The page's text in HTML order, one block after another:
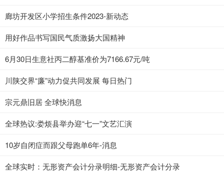
廊坊开发区小学招生条件2023-新动态
用好作品书写国民气质激扬大国精神
6月30日生意社丙二醇基准价为7166.67元/吨
川陕交界“廉”动力促共同发展 每日热门
宗元鼎旧居 全球快消息
全球热议:娄烦县举办迎“七一”文艺汇演
10岁自闭症而跟父母跑单6年-消息
全球实时：无形资产会计分录明细-无形资产会计分录